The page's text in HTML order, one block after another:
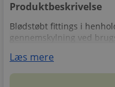
Produktbeskrivelse
Blødstøbt fittings i
gennemskylning ved
Læs mere